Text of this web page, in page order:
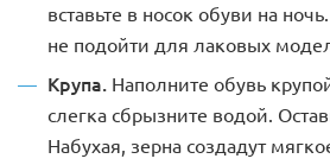
вставьте в носок обуви на
не подойти для лаковых
Крупа. Наполните обувь
слегка сбрызните водой.
Набухая, зерна создадут